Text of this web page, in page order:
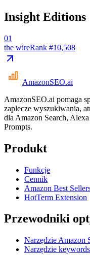
Insight Editions
01
the wireRank #10,508
AmazonSEO.ai
AmazonSEO.ai pomaga
zaplecze wyszukiwania,
dla Amazon Search,
Prompts.
Produkt
Funkcje
Cennik
Amazon Best
HotTerm Extension
Przewodniki
Narzędzie Amazon
Narzędzie